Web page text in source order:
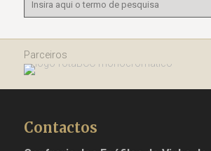
Parceiros
Contactos